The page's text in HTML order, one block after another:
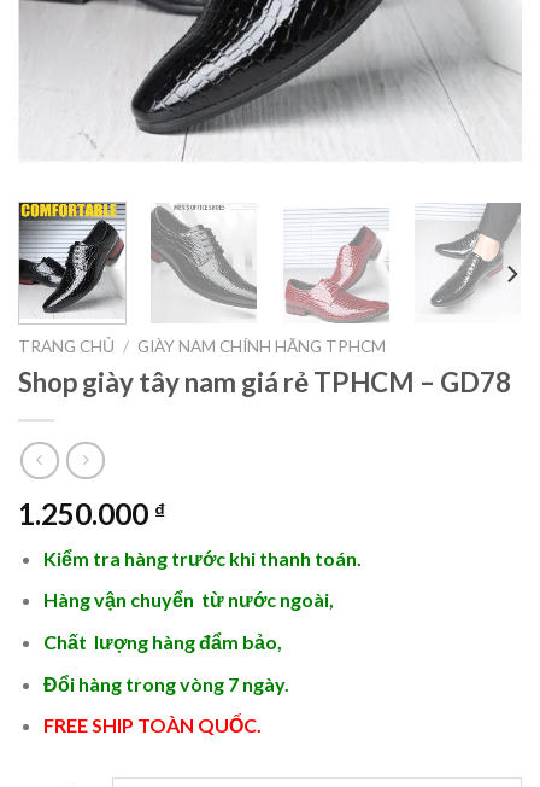
TRANG CHỦ / GIÀY NAM CHÍNH HÃNG TPHCM
Shop giày tây nam giá rẻ TPHCM – GD78
1.250.000 ₫
Kiểm tra hàng trước khi thanh toán.
Hàng vận chuyển từ nước ngoài,
Chất lượng hàng đẩm bảo,
Đổi hàng trong vòng 7 ngày.
FREE SHIP TOÀN QUỐC.